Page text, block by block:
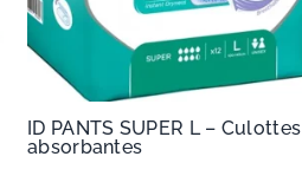
ID PANTS SUPER L – Culottes
absorbantes